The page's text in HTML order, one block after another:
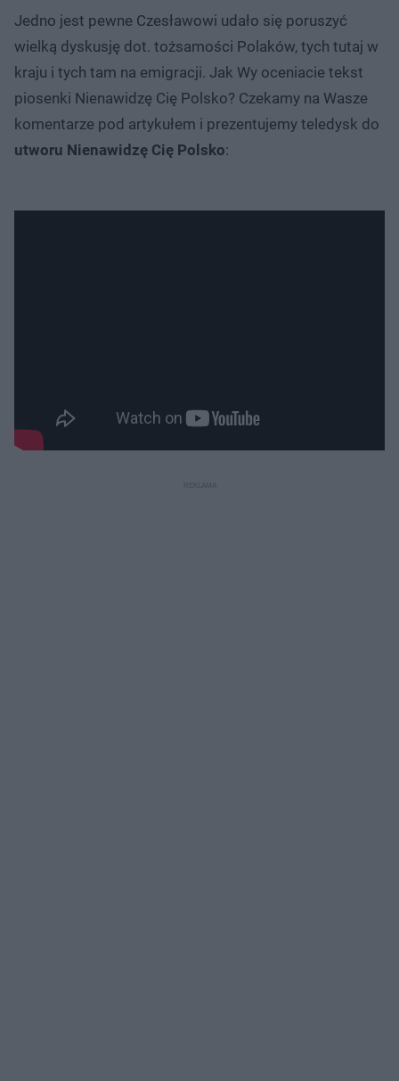
Jedno jest pewne Czesławowi udało się poruszyć
wielką dyskusję dot. tożsamości Polaków, tych tutaj w
kraju i tych tam na emigracji. Jak Wy oceniacie tekst
piosenki Nienawidzę Cię Polsko? Czekamy na Wasze
komentarze pod artykułem i prezentujemy teledysk do
utworu Nienawidzę Cię Polsko: